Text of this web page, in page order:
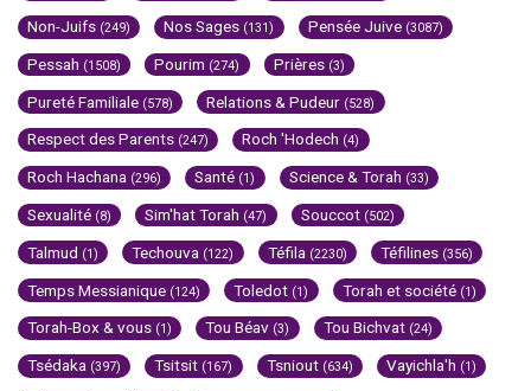
Non-Juifs (249) Nos Sages (131) Pensée Juive (3087)
Pessah (1508) Pourim (274) Prières (3)
Pureté Familiale (578) Relations & Pudeur (528)
Respect des Parents (247) Roch 'Hodech (4)
Roch Hachana (296) Santé (1) Science & Torah (33)
Sexualité (8) Sim'hat Torah (47) Souccot (502)
Talmud (1) Techouva (122) Téfila (2230) Téfilines (356)
Temps Messianique (124) Toledot (1) Torah et société (1)
Torah-Box & vous (1) Tou Béav (3) Tou Bichvat (24)
Tsédaka (397) Tsitsit (167) Tsniout (634) Vayichla'h (1)